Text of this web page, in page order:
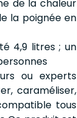
de la chaleur
la poignée en
4,9 litres ; un
ou experts
caraméliser,
tous